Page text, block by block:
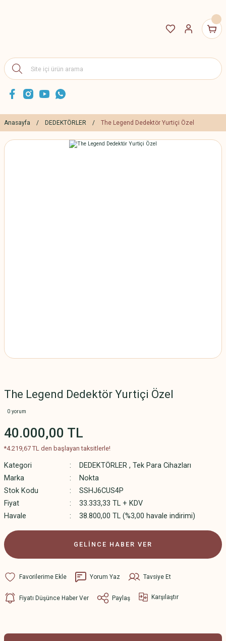
Anasayfa DEDEKTÖRLER The Legend Dedektör Yurtiçi Özel
The Legend Dedektör Yurtiçi Özel
0 yorum
40.000,00 TL
*4.219,67 TL den başlayan taksitlerle!
Kategori DEDEKTÖRLER , Tek Para Cihazları
Marka
Nokta
Stok Kodu
SSHJ6CUS4P
Fiyat
33.333,33 TL + KDV
Havale
38.800,00 TL (%3,00 havale indirimi)
GELİNCE HABER VER
Yorum Yaz Tavsiye Et
Fiyatı Düşünce Haber Ver Paylaş Karşılaştır